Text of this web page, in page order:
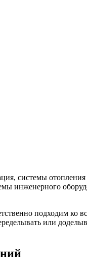
системы
инженерного
подходим ко
или